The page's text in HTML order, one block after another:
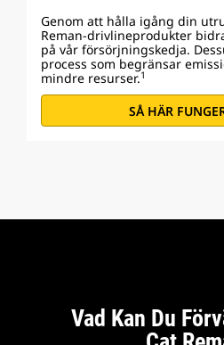
Genom att hålla igång din
Reman-drivlineprodukter
på vår försörjningskedja.
process som begränsar
mindre resurser.1
SÅ HÄR
Vad Kan Du